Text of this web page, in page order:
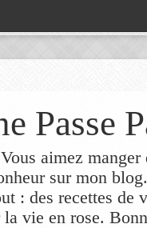
Passe
aimez
sur mon
: des recettes de
vie en rose.